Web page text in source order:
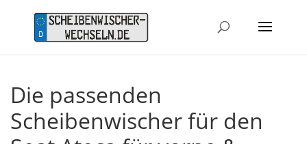
Die passenden
Scheibenwischer für den